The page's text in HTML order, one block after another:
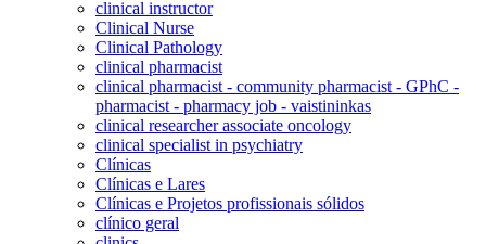
clinical instructor
Clinical Nurse
Clinical Pathology
clinical pharmacist
clinical pharmacist - community pharmacist - GPhC -
pharmacist - pharmacy job - vaistininkas
clinical researcher associate oncology
clinical specialist in psychiatry
Clínicas
Clínicas e Lares
Clínicas e Projetos profissionais sólidos
clínico geral